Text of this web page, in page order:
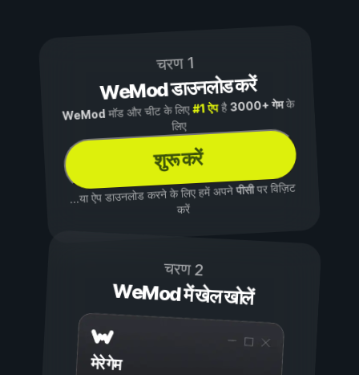
चरण 1
WeMod डाउनलोड करें
WeMod मॉड और चीट के लिए#1 ऐपहै3000+ गेमके
लिए
शुरू करें
...या ऐप डाउनलोड करने के लिए हमें अपनेपीसीपर विज़िट
करें
चरण 2
WeMod में खेल खोलें
मेरे गेम